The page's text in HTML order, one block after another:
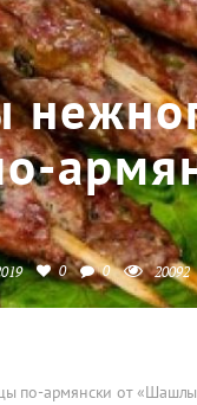
0 0 20092
по-армянски от